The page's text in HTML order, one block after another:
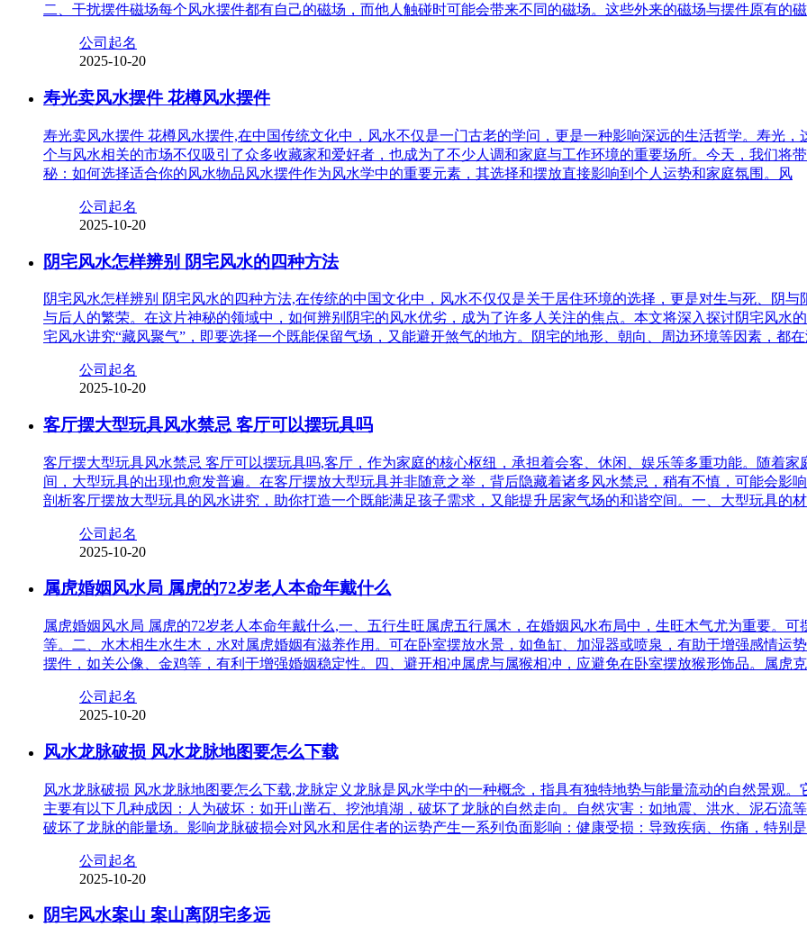
二、干扰摆件磁场每个风水摆件都有自己的磁场，而他人触碰时可能会带来不同的磁场。这些外来的磁场与摆件原有的
公司起名
2025-10-20
寿光卖风水摆件 花樽风水摆件
寿光卖风水摆件 花樽风水摆件,在中国传统文化中，风水不仅是一门古老的学问，更是一种影响深远的生活哲学。寿光
个与风水相关的市场不仅吸引了众多收藏家和爱好者，也成为了不少人调和家庭与工作环境的重要场所。今天，我们将
秘：如何选择适合你的风水物品风水摆件作为风水学中的重要元素，其选择和摆放直接影响到个人运势和家庭氛围。风
公司起名
2025-10-20
阴宅风水怎样辨别 阴宅风水的四种方法
阴宅风水怎样辨别 阴宅风水的四种方法,在传统的中国文化中，风水不仅仅是关于居住环境的选择，更是对生与死、阴
与后人的繁荣。在这片神秘的领域中，如何辨别阴宅的风水优劣，成为了许多人关注的焦点。本文将深入探讨阴宅风水
宅风水讲究“藏风聚气”，即要选择一个既能保留气场，又能避开煞气的地方。阴宅的地形、朝向、周边环境等因素，都
公司起名
2025-10-20
客厅摆大型玩具风水禁忌 客厅可以摆玩具吗
客厅摆大型玩具风水禁忌 客厅可以摆玩具吗,客厅，作为家庭的核心枢纽，承担着会客、休闲、娱乐等多重功能。随着
间，大型玩具的出现也愈发普遍。在客厅摆放大型玩具并非随意之举，背后隐藏着诸多风水禁忌，稍有不慎，可能会影
剖析客厅摆放大型玩具的风水讲究，助你打造一个既能满足孩子需求，又能提升居家气场的和谐空间。一、大型玩具的
公司起名
2025-10-20
属虎婚姻风水局 属虎的72岁老人本命年戴什么
属虎婚姻风水局 属虎的72岁老人本命年戴什么,一、五行生旺属虎五行属木，在婚姻风水布局中，生旺木气尤为重要。
等。二、水木相生水生木，水对属虎婚姻有滋养作用。可在卧室摆放水景，如鱼缸、加湿器或喷泉，有助于增强感情运
摆件，如关公像、金鸡等，有利于增强婚姻稳定性。四、避开相冲属虎与属猴相冲，应避免在卧室摆放猴形饰品。属虎
公司起名
2025-10-20
风水龙脉破损 风水龙脉地图要怎么下载
风水龙脉破损 风水龙脉地图要怎么下载,龙脉定义龙脉是风水学中的一种概念，指具有独特地势与能量流动的自然景观
主要有以下几种成因：人为破坏：如开山凿石、挖池填湖，破坏了龙脉的自然走向。自然灾害：如地震、洪水、泥石流
破坏了龙脉的能量场。影响龙脉破损会对风水和居住者的运势产生一系列负面影响：健康受损：导致疾病、伤痛，特别
公司起名
2025-10-20
阴宅风水案山 案山离阴宅多远